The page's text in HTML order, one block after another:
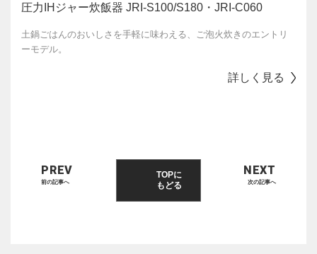
圧力IHジャー炊飯器 JRI-S100/S180・JRI-C060
土鍋ごはんのおいしさを手軽に味わえる、ご泡火炊きのエントリ
ーモデル。
詳しく見る
前の記事へ
PREV
TOPに
もどる
次の記事へ
NEXT